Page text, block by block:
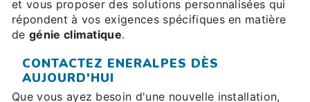
et vous proposer des solutions personnalisées qui
répondent à vos exigences spécifiques en matière
de génie climatique.
CONTACTEZ ENERALPES DÈS
AUJOURD'HUI
Que vous ayez besoin d'une nouvelle installation,